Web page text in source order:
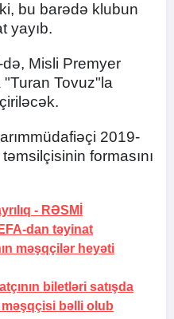
bu barədə klubun
yayıb.
də, Misli Premyer
"Turan Tovuz"la
2019-
formasını
- RƏSMİ
dan təyinat
məşqçilər heyəti
biletləri satışda
məşqçisi bəlli olub